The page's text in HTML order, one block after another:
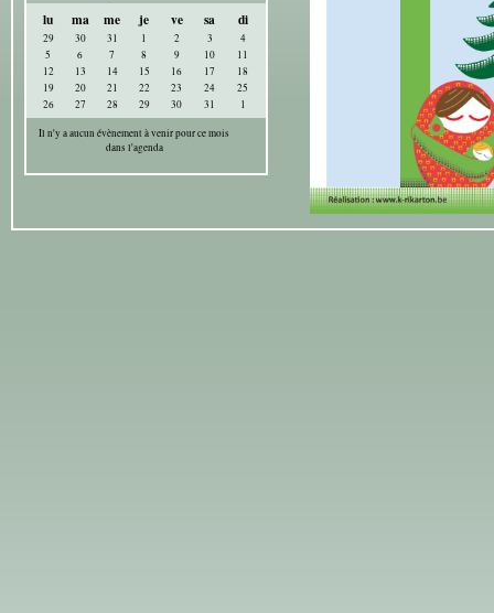
lu
ma me je ve sa di
29 30 31 1 2 3
4
5
6 7 8 9 10
11
12
13 14 15 16 17
18
19
20 21 22 23 24
25
26
27 28 29 30 31
1
Il n'y a aucun évènement à venir pour ce mois
dans l'agenda